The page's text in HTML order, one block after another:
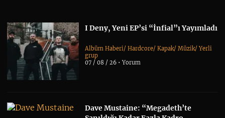
I Deny, Yeni EP’si “İnfial”ı Yayımladı
Albüm Haberi/Hardcore/Kapak/Müzik/Yerli
grup
07 / 08 / 26 •Yorum
Dave Mustaine: “Megadeth’te